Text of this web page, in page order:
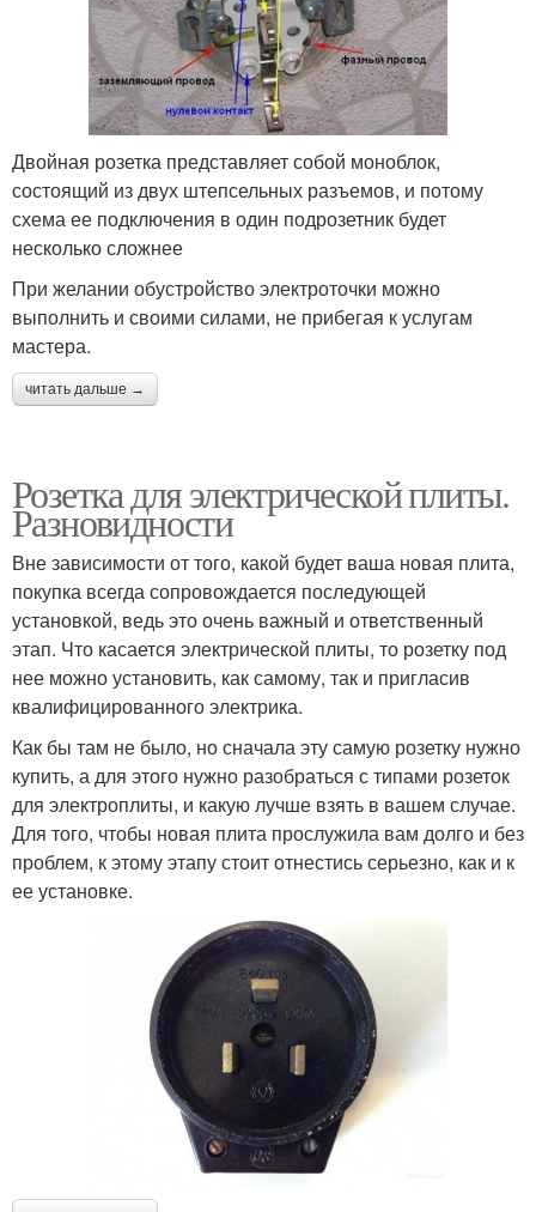
Двойная розетка представляет собой моноблок,
состоящий из двух штепсельных разъемов, и потому
схема ее подключения в один подрозетник будет
несколько сложнее
При желании обустройство электроточки можно
выполнить и своими силами, не прибегая к услугам
мастера.
читать дальше →
Розетка для электрической плиты.
Разновидности
Вне зависимости от того, какой будет ваша новая плита,
покупка всегда сопровождается последующей
установкой, ведь это очень важный и ответственный
этап. Что касается электрической плиты, то розетку под
нее можно установить, как самому, так и пригласив
квалифицированного электрика.
Как бы там не было, но сначала эту самую розетку нужно
купить, а для этого нужно разобраться с типами розеток
для электроплиты, и какую лучше взять в вашем случае.
Для того, чтобы новая плита прослужила вам долго и без
проблем, к этому этапу стоит отнестись серьезно, как и к
ее установке.